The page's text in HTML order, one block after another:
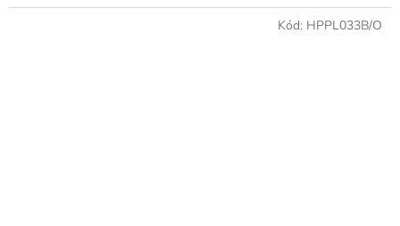
Kód: HPPL033B/O